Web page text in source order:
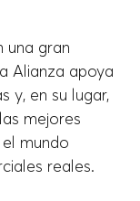
una gran
Alianza apoya
y, en su lugar,
mejores
mundo
reales.